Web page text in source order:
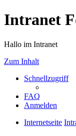
Intranet
Hallo im Intranet
Zum Inhalt
Schnellzugriff
FAQ
Anmelden
Internetseite